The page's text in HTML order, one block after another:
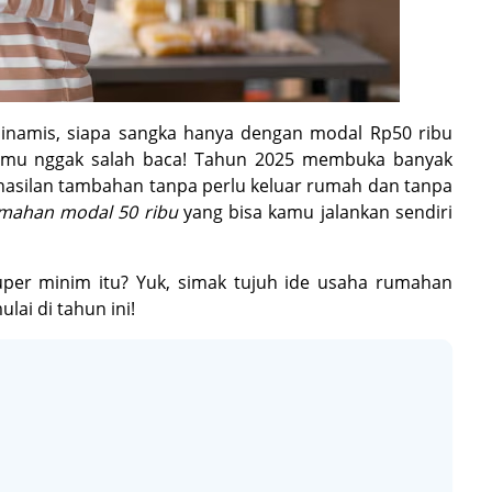
siapa sangka hanya dengan modal Rp50 ribu
nggak salah baca! Tahun 2025 membuka banyak
tambahan tanpa perlu keluar rumah dan tanpa
modal 50 ribuyang bisa kamu jalankan sendiri
minim itu? Yuk, simak tujuh ide usaha rumahan
di tahun ini!